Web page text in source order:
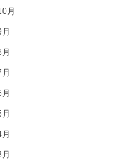
月